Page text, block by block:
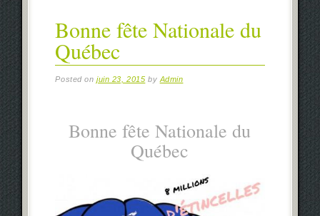
Bonne fête Nationale du
Québec
Posted onjuin 23, 2015 byAdmin
Bonne fête Nationale du
Québec